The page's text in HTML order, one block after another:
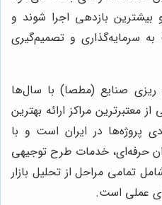
بازدهی اجرا شوند و
به سرمایه‌گذاری و تصمیم‌گیری
صنایع (مطصا) با سال‌ها
معتبرترین مراکز ارائه بهترین
پروژه‌ها در ایران است و با
حرفه‌ای، خدمات طرح توجیهی
تمامی مراحل از تحلیل بازار
عملی است.